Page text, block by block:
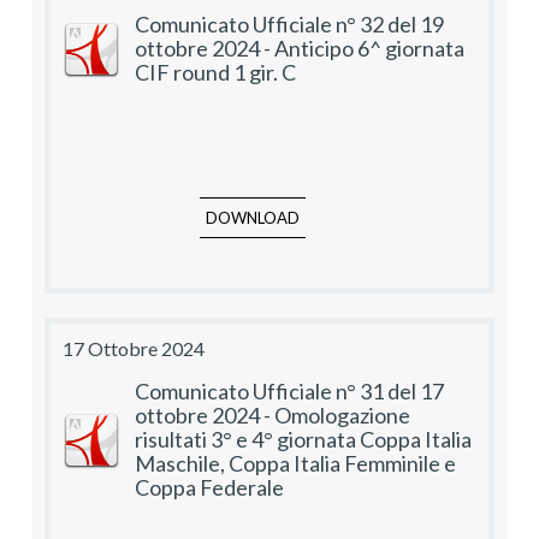
Comunicato Ufficiale n° 32 del 19
ottobre 2024 - Anticipo 6^ giornata
CIF round 1 gir. C
DOWNLOAD
17 Ottobre 2024
Comunicato Ufficiale n° 31 del 17
ottobre 2024 - Omologazione
risultati 3° e 4° giornata Coppa Italia
Maschile, Coppa Italia Femminile e
Coppa Federale